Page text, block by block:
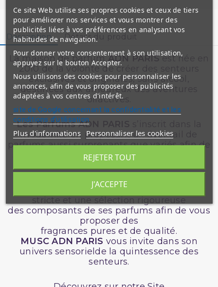
Description Détails du produit
La maison de parfumADN PARISest née en
2010 de la volonté de créer des senteurs
exclusives et originales, sans alcool,
destinées aux amoureux des aventures
olfactives.
Les Parfums ADN PARIS
modernité en proposant un éventail de
parfums aussi surprenants que variés afin de
satisfaire l’ensemble sa clientèle mondiale.
L’artisan francaisMUSC
s’emploie à respecter une charte
des composants de ses parfums afin de vous
proposer des
fragrances pures et de qualité.
MUSC ADN PARIS vous invite dans son
univers sensorielde la quintessence des
senteurs.
Ce site Web utilise ses propres cookies et ceux de tiers
pour améliorer nos services et vous montrer des
publicités liées à vos préférences en analysant vos
habitudes de navigation.
Pour donner votre consentement à son utilisation,
appuyez sur le bouton Accepter.
Nous utilisons des cookies pour personnaliser les
annonces, afin de vous proposer des publicités
adaptées à vos centres d'intérêt.
site de Google concernant la confidentialité et les
conditions d'utilisation
Plus d'informations Personnaliser les cookies
REJETER TOUT
J'ACCEPTE